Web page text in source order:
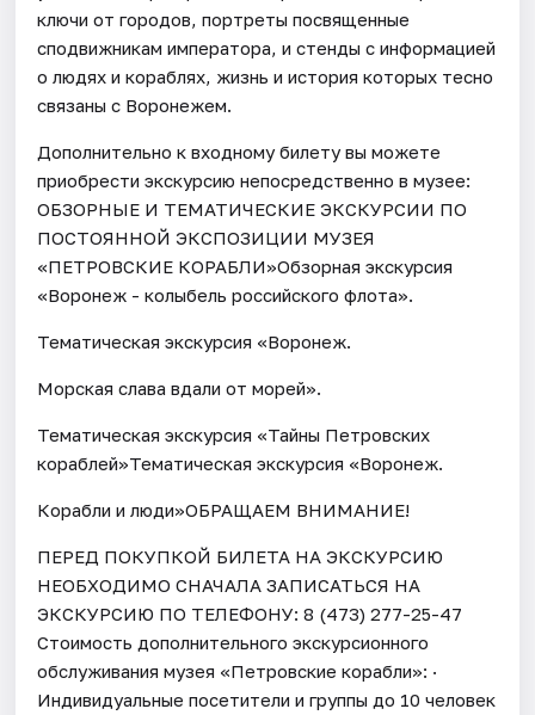
ключи от городов, портреты посвященные
сподвижникам императора, и стенды с информацией
о людях и кораблях, жизнь и история которых тесно
связаны с Воронежем.
Дополнительно к входному билету вы можете
приобрести экскурсию непосредственно в музее:
ОБЗОРНЫЕ И ТЕМАТИЧЕСКИЕ ЭКСКУРСИИ ПО
ПОСТОЯННОЙ ЭКСПОЗИЦИИ МУЗЕЯ
«ПЕТРОВСКИЕ КОРАБЛИ»Обзорная экскурсия
«Воронеж - колыбель российского флота».
Тематическая экскурсия «Воронеж.
Морская слава вдали от морей».
Тематическая экскурсия «Тайны Петровских
кораблей»Тематическая экскурсия «Воронеж.
Корабли и люди»ОБРАЩАЕМ ВНИМАНИЕ!
ПЕРЕД ПОКУПКОЙ БИЛЕТА НА ЭКСКУРСИЮ
НЕОБХОДИМО СНАЧАЛА ЗАПИСАТЬСЯ НА
ЭКСКУРСИЮ ПО ТЕЛЕФОНУ: 8 (473) 277-25-47
Стоимость дополнительного экскурсионного
обслуживания музея «Петровские корабли»: ·
Индивидуальные посетители и группы до 10 человек